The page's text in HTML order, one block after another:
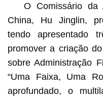
O Comissário da
China, Hu Jinglin,
tendo apresentado
promover a criação
sobre Administração
“Uma Faixa, Uma
aprofundado, o